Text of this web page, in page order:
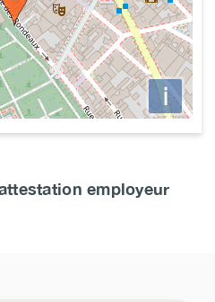
i
employeur